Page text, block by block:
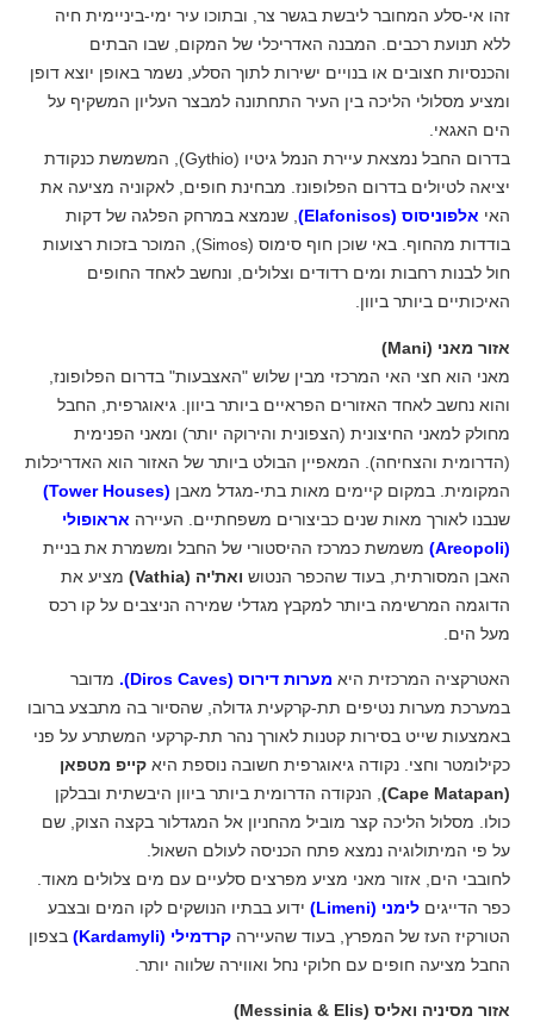
זהו אי-סלע המחובר ליבשת בגשר צר, ובתוכו עיר ימי-ביניימית חיה
ללא תנועת רכבים. המבנה האדריכלי של המקום, שבו הבתים
והכנסיות חצובים או בנויים ישירות לתוך הסלע, נשמר באופן יוצא דופן
ומציע מסלולי הליכה בין העיר התחתונה למבצר העליון המשקיף על
הים האגאי.
בדרום החבל נמצאת עיירת הנמל גיטיו (Gythio), המשמשת כנקודת
יציאה לטיולים בדרום הפלופונז. מבחינת חופים, לאקוניה מציעה את
האי אלפוניסוס (Elafonisos)
, שנמצא במרחק הפלגה של דקות
בודדות מהחוף. באי שוכן חוף סימוס (Simos), המוכר בזכות רצועות
חול לבנות רחבות ומים רדודים וצלולים, ונחשב לאחד החופים
האיכותיים ביותר ביוון.
אזור מאני (Mani)
מאני הוא חצי האי המרכזי מבין שלוש "האצבעות" בדרום הפלופונז,
והוא נחשב לאחד האזורים הפראיים ביותר ביוון. גיאוגרפית, החבל
מחולק למאני החיצונית (הצפונית והירוקה יותר) ומאני הפנימית
(הדרומית והצחיחה). המאפיין הבולט ביותר של האזור הוא האדריכלות
המקומית. במקום קיימים מאות בתי-מגדל מאבן (Tower Houses)
שנבנו לאורך מאות שנים כביצורים משפחתיים. העיירה אראופולי
(Areopoli)
משמשת כמרכז ההיסטורי של החבל ומשמרת את בניית
האבן המסורתית, בעוד שהכפר הנטוש ואת'יה (Vathia)
מציע את
הדוגמה המרשימה ביותר למקבץ מגדלי שמירה הניצבים על קו רכס
מעל הים.
האטרקציה המרכזית היא מערות דירוס (Diros Caves).
מדובר
במערכת מערות נטיפים תת-קרקעית גדולה, שהסיור בה מתבצע ברובו
באמצעות שייט בסירות קטנות לאורך נהר תת-קרקעי המשתרע על פני
כקילומטר וחצי. נקודה גיאוגרפית חשובה נוספת היא קייפ מטפאן
(Cape Matapan)
, הנקודה הדרומית ביותר ביוון היבשתית ובבלקן
כולו. מסלול הליכה קצר מוביל מהחניון אל המגדלור בקצה הצוק, שם
על פי המיתולוגיה נמצא פתח הכניסה לעולם השאול.
לחובבי הים, אזור מאני מציע מפרצים סלעיים עם מים צלולים מאוד.
כפר הדייגים לימני (Limeni)
ידוע בבתיו הנושקים לקו המים ובצבע
הטורקיז העז של המפרץ, בעוד שהעיירה קרדמילי (Kardamyli)
בצפון
החבל מציעה חופים עם חלוקי נחל ואווירה שלווה יותר.
אזור מסיניה ואליס (Messinia & Elis)